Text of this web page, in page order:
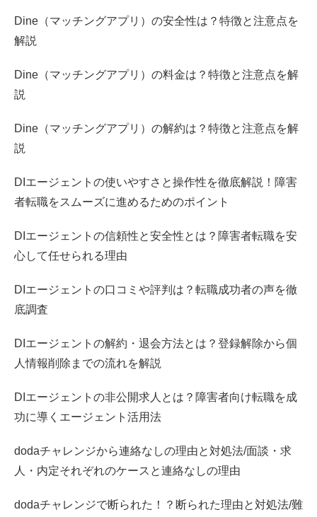
Dine（マッチングアプリ）の安全性は？特徴と注意点を
解説
Dine（マッチングアプリ）の料金は？特徴と注意点を解
説
Dine（マッチングアプリ）の解約は？特徴と注意点を解
説
DIエージェントの使いやすさと操作性を徹底解説！障害
者転職をスムーズに進めるためのポイント
DIエージェントの信頼性と安全性とは？障害者転職を安
心して任せられる理由
DIエージェントの口コミや評判は？転職成功者の声を徹
底調査
DIエージェントの解約・退会方法とは？登録解除から個
人情報削除までの流れを解説
DIエージェントの非公開求人とは？障害者向け転職を成
功に導くエージェント活用法
dodaチャレンジから連絡なしの理由と対処法/面談・求
人・内定それぞれのケースと連絡なしの理由
dodaチャレンジで断られた！？断られた理由と対処法/難